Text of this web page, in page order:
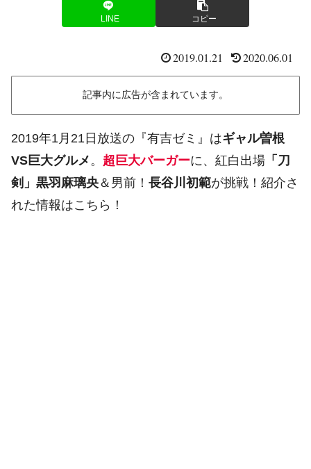
LINE コピー
2019.01.21 2020.06.01
記事内に広告が含まれています。
2019年1月21日放送の『有吉ゼミ』はギャル曽根
VS巨大グルメ 。 超巨大バーガーに、紅白出場 「刀
剣」黒羽麻璃央＆男前！ 長谷川初範が挑戦！紹介さ
れた情報はこちら！